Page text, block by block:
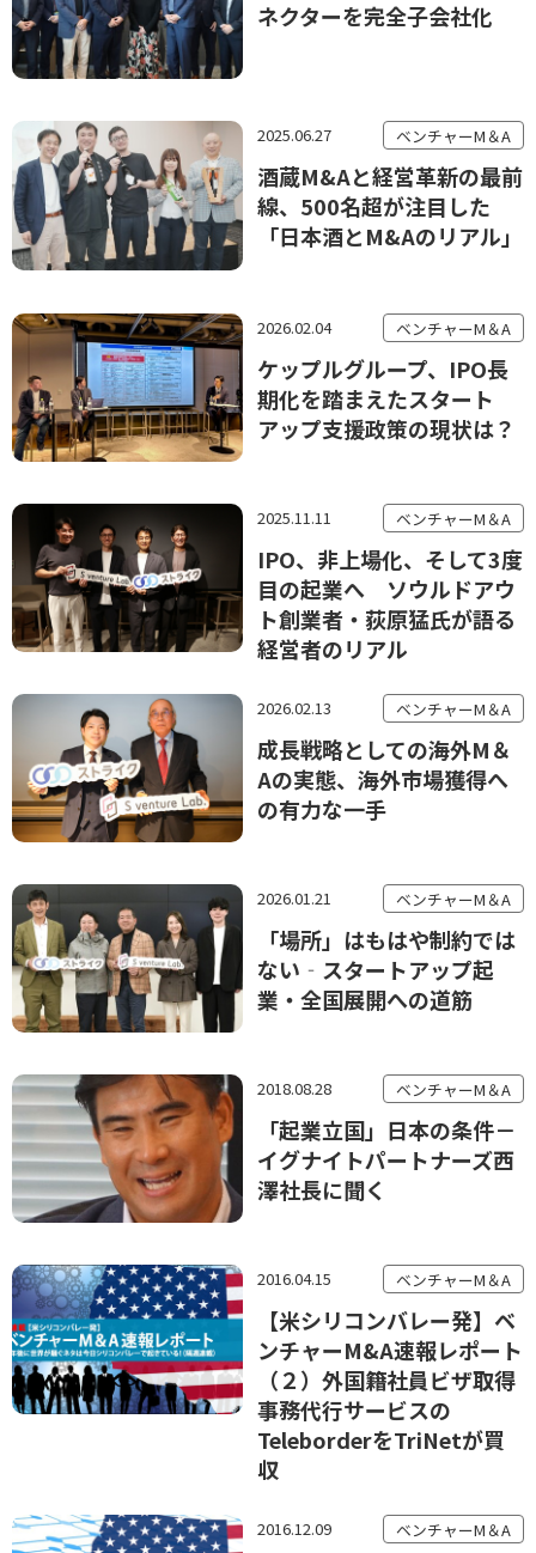
ネクターを完全子会社化
2025.06.27 ベンチャーM＆A
酒蔵M&Aと経営革新の最前
線、500名超が注目した
「日本酒とM&Aのリアル」
2026.02.04 ベンチャーM＆A
ケップルグループ、IPO長
期化を踏まえたスタート
アップ支援政策の現状は？
2025.11.11 ベンチャーM＆A
IPO、非上場化、そして3度
目の起業へ ソウルドアウ
ト創業者・荻原猛氏が語る
経営者のリアル
2026.02.13 ベンチャーM＆A
成長戦略としての海外M＆
Aの実態、海外市場獲得へ
の有力な一手
2026.01.21 ベンチャーM＆A
「場所」はもはや制約では
ない‐スタートアップ起
業・全国展開への道筋
2018.08.28 ベンチャーM＆A
「起業立国」日本の条件－
イグナイトパートナーズ西
澤社長に聞く
2016.04.15 ベンチャーM＆A
【米シリコンバレー発】ベ
ンチャーM&A速報レポート
（２）外国籍社員ビザ取得
事務代行サービスの
TeleborderをTriNetが買
収
2016.12.09 ベンチャーM＆A